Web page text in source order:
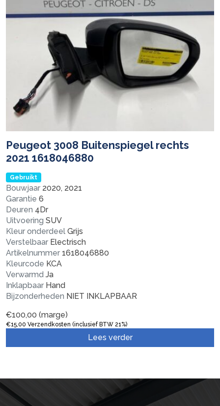
Peugeot 3008 Buitenspiegel rechts
2021 1618046880
Gebruikt
Bouwjaar 2020, 2021
Garantie 6
Deuren 4Dr
Uitvoering SUV
Kleur onderdeel Grijs
Verstelbaar Electrisch
Artikelnummer 1618046880
Kleurcode KCA
Verwarmd Ja
Inklapbaar Hand
Bijzonderheden NIET INKLAPBAAR
€100,00 (marge)
€15,00 Verzendkosten (inclusief BTW 21%)
Lees verder